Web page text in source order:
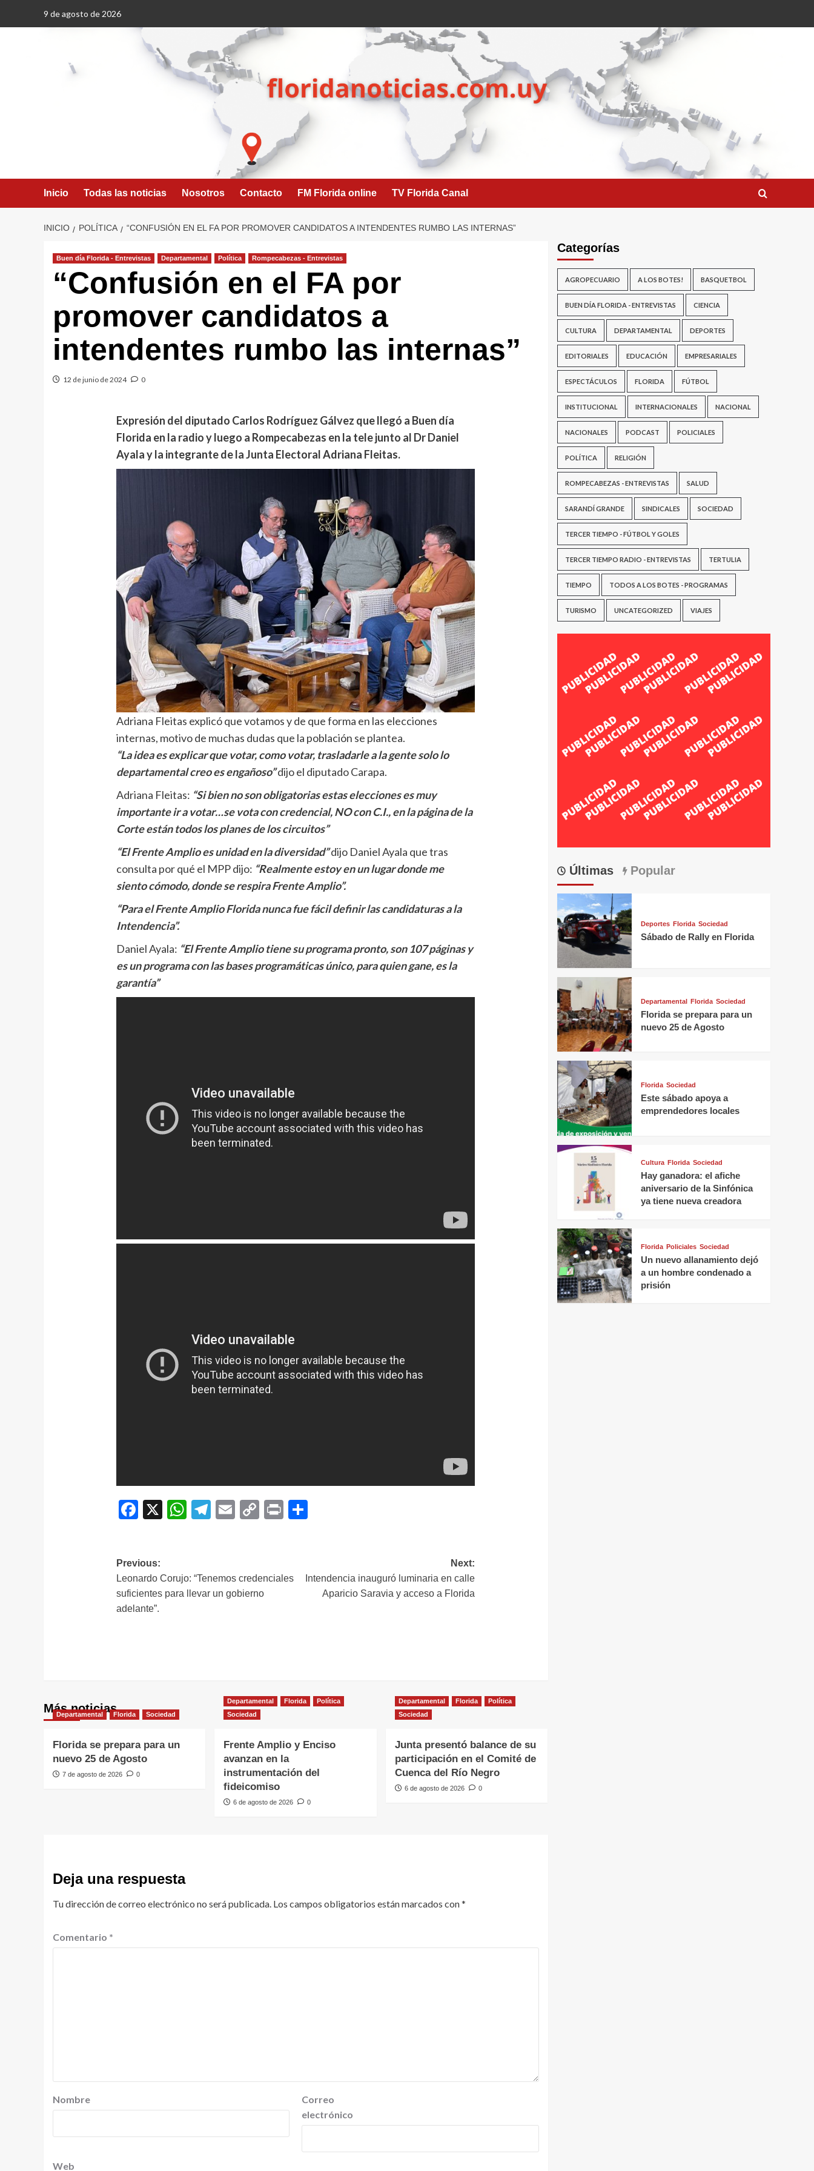
9 de agosto de 2026
Inicio Todas las noticias Nosotros Contacto FM Florida online TV Florida Canal
INICIO POLÍTICA “CONFUSIÓN EN EL FA POR PROMOVER CANDIDATOS A INTENDENTES RUMBO LAS INTERNAS”
Buen día Florida - Entrevistas Departamental Política Rompecabezas - Entrevistas
“Confusión en el FA por
promover candidatos a
intendentes rumbo las internas”
12 de junio de 2024 0
Expresión del diputado Carlos Rodríguez Gálvez que llegó a Buen día
Florida en la radio y luego a Rompecabezas en la tele junto al Dr Daniel
Ayala y la integrante de la Junta Electoral Adriana Fleitas.
Adriana Fleitas explicó que votamos y de que forma en las elecciones
internas, motivo de muchas dudas que la población se plantea.
“La idea es explicar que votar, como votar, trasladarle a la gente solo lo
departamental creo es engañoso”dijo el diputado Carapa.
Adriana Fleitas: “Si bien no son obligatorias estas elecciones es muy
importante ir a votar…se vota con credencial, NO con C.I., en la página de la
Corte están todos los planes de los circuitos”
“El Frente Amplio es unidad en la diversidad”dijo Daniel Ayala que tras
consulta por qué el MPP dijo: “Realmente estoy en un lugar donde me
siento cómodo, donde se respira Frente Amplio”.
“Para el Frente Amplio Florida nunca fue fácil definir las candidaturas a la
Intendencia”.
Daniel Ayala: “El Frente Amplio tiene su programa pronto, son 107 páginas y
es un programa con las bases programáticas único, para quien gane, es la
garantía”
Facebook
X WhatsApp
Telegram
EmailCopyPrint
Navegación
de
entradas
Previous:
Leonardo Corujo: “Tenemos credenciales
suficientes para llevar un gobierno
adelante”.
Next:
Intendencia inauguró luminaria en calle
Aparicio Saravia y acceso a Florida
Más noticias
Departamental Florida Sociedad
Florida se prepara para un
nuevo 25 de Agosto
7 de agosto de 2026 0
Departamental Florida
Política
Sociedad
Frente Amplio y Enciso
avanzan en la
instrumentación del
fideicomiso
6 de agosto de 2026 0
Departamental Florida
Política
Sociedad
Junta presentó balance de su
participación en el Comité de
Cuenca del Río Negro
6 de agosto de 2026 0
Deja una respuesta
Tu dirección de correo electrónico no será publicada. Los campos obligatorios están marcados con*
Comentario *
Nombre
Correo
electrónico
Web
Categorías
AGROPECUARIO A LOS BOTES! BASQUETBOL
BUEN DÍA FLORIDA - ENTREVISTAS CIENCIA
CULTURA DEPARTAMENTAL DEPORTES
EDITORIALES EDUCACIÓN EMPRESARIALES
ESPECTÁCULOS FLORIDA FÚTBOL
INSTITUCIONAL INTERNACIONALES NACIONAL
NACIONALES PODCAST POLICIALES
POLÍTICA RELIGIÓN
ROMPECABEZAS - ENTREVISTAS SALUD
SARANDÍ GRANDE SINDICALES SOCIEDAD
TERCER TIEMPO - FÚTBOL Y GOLES
TERCER TIEMPO RADIO - ENTREVISTAS TERTULIA
TIEMPO TODOS A LOS BOTES - PROGRAMAS
TURISMO UNCATEGORIZED VIAJES
Últimas Popular
Deportes Florida Sociedad
Sábado de Rally en Florida
Departamental Florida Sociedad
Florida se prepara para un
nuevo 25 de Agosto
Florida Sociedad
Este sábado apoya a
emprendedores locales
Cultura Florida Sociedad
Hay ganadora: el afiche
aniversario de la Sinfónica
ya tiene nueva creadora
Florida Policiales Sociedad
Un nuevo allanamiento dejó
a un hombre condenado a
prisión